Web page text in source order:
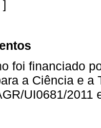
]
foi financiado
a Ciência e a
UI0681/2011